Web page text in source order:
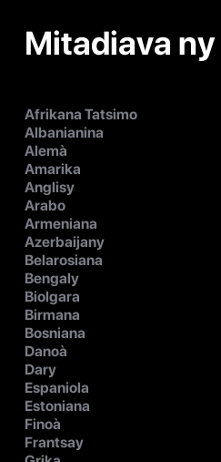
Mitadiava
Afrikana Tatsimo
Albanianina
Alemà
Amarika
Anglisy
Arabo
Armeniana
Azerbaijany
Belarosiana
Bengaly
Biolgara
Birmana
Bosniana
Danoà
Dary
Espaniola
Estoniana
Finoà
Frantsay